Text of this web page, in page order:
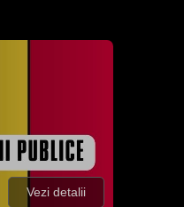
Vezi detalii